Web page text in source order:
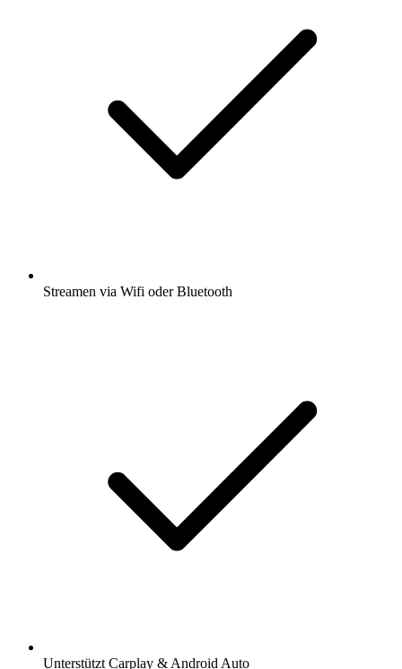
Streamen via Wifi oder Bluetooth
Unterstützt Carplay & Android Auto